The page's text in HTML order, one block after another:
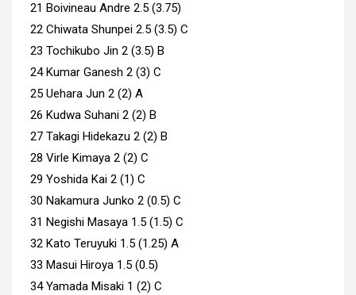
21 Boivineau Andre 2.5 (3.75)
22 Chiwata Shunpei 2.5 (3.5) C
23 Tochikubo Jin 2 (3.5) B
24 Kumar Ganesh 2 (3) C
25 Uehara Jun 2 (2) A
26 Kudwa Suhani 2 (2) B
27 Takagi Hidekazu 2 (2) B
28 Virle Kimaya 2 (2) C
29 Yoshida Kai 2 (1) C
30 Nakamura Junko 2 (0.5) C
31 Negishi Masaya 1.5 (1.5) C
32 Kato Teruyuki 1.5 (1.25) A
33 Masui Hiroya 1.5 (0.5)
34 Yamada Misaki 1 (2) C